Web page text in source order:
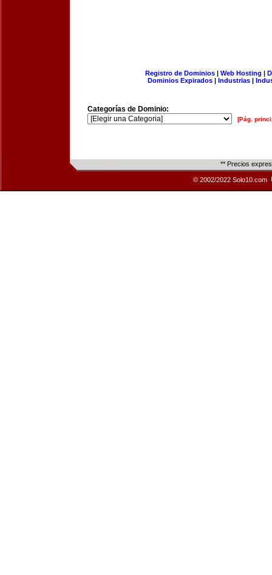
Registro de Dominios| Web Hosting |
Dominios Expirados | Industrias |
Categorías de Dominio:
[Pág.
** Precios
© 2002/2022 Solo10.com